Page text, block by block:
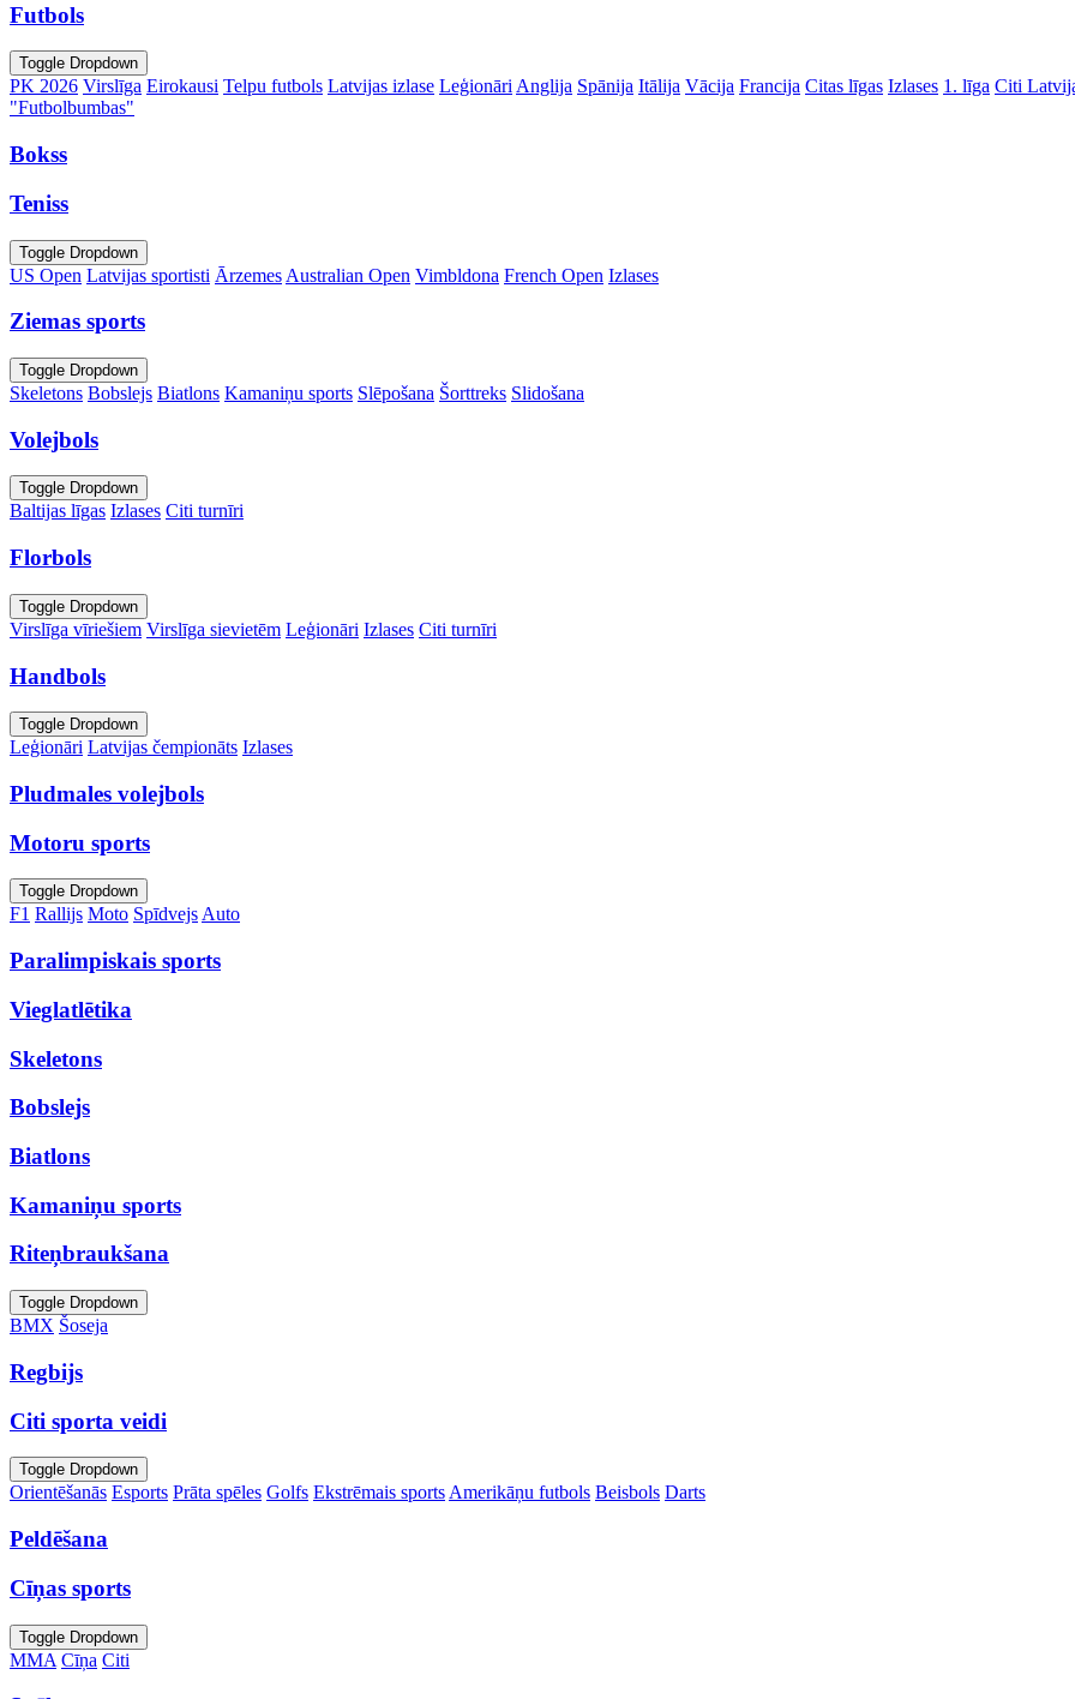
Futbols
Toggle Dropdown
PK 2026 Virslīga Eirokausi Telpu futbols Latvijas izlase Leģionāri Anglija Spānija Itālija Vācija Francija Citas līgas Izlases 1. līga Citi
"Futbolbumbas"
Bokss
Teniss
Toggle Dropdown
US Open Latvijas sportisti Ārzemes Australian Open Vimbldona French Open Izlases
Ziemas sports
Toggle Dropdown
Skeletons Bobslejs Biatlons Kamaniņu sports Slēpošana Šorttreks Slidošana
Volejbols
Toggle Dropdown
Baltijas līgas Izlases Citi turnīri
Florbols
Toggle Dropdown
Virslīga vīriešiem Virslīga sievietēm Leģionāri Izlases Citi turnīri
Handbols
Toggle Dropdown
Leģionāri Latvijas čempionāts Izlases
Pludmales volejbols
Motoru sports
Toggle Dropdown
F1 Rallijs Moto SpīdvejsAuto
Paralimpiskais sports
Vieglatlētika
Skeletons
Bobslejs
Biatlons
Kamaniņu sports
Riteņbraukšana
Toggle Dropdown
BMX Šoseja
Regbijs
Citi sporta veidi
Toggle Dropdown
Orientēšanās Esports Prāta spēles Golfs Ekstrēmais sports Amerikāņu futbols Beisbols Darts
Peldēšana
Cīņas sports
Toggle Dropdown
MMA Cīņa Citi